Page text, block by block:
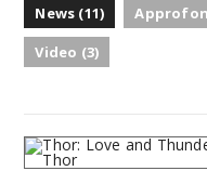
CHRIS MCKENNA
News (11)
Video (3)